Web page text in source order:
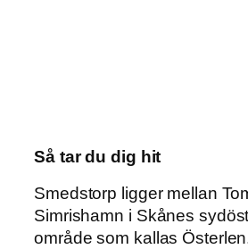
Så tar du dig hit
Smedstorp ligger mellan
Simrishamn i Skånes
område som kallas